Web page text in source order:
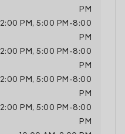
PM
2:00 PM , 5:00 PM -8:00
PM
2:00 PM , 5:00 PM -8:00
PM
2:00 PM , 5:00 PM -8:00
PM
2:00 PM , 5:00 PM -8:00
PM